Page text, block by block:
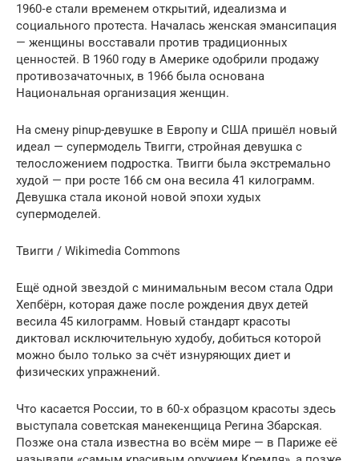
1960‑е стали временем открытий, идеализма и
социального протеста. Началась женская эмансипация
— женщины восставали против традиционных
ценностей. В 1960 году в Америке одобрили продажу
противозачаточных, в 1966 была основана
Национальная организация женщин.
На смену pin­up-девушке в Европу и США пришёл новый
идеал — супермодель Твигги, стройная девушка с
телосложением подростка. Твигги была экстремально
худой — при росте 166 см она весила 41 килограмм.
Девушка стала иконой новой эпохи худых
супермоделей.
Твигги / Wiki­me­dia Commons
Ещё одной звездой с минимальным весом стала Одри
Хепбёрн, которая даже после рождения двух детей
весила 45 килограмм. Новый стандарт красоты
диктовал исключительную худобу, добиться которой
можно было только за счёт изнуряющих диет и
физических упражнений.
Что касается России, то в 60‑х образцом красоты здесь
выступала советская манекенщица Регина Збарская.
Позже она стала известна во всём мире — в Париже её